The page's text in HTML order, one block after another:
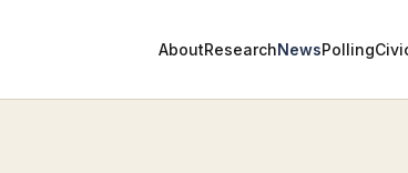
AboutResearchNewsPolling